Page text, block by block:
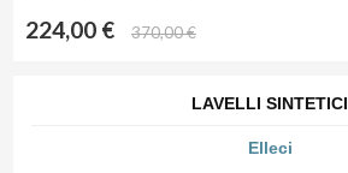
224,00 € 370,00 €
LAVELLI SINTETICI
Elleci